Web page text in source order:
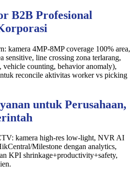
B2B Profesional
kamera 4MP-8MP coverage 100% area,
sensitive, line crossing zona terlarang,
vehicle counting, behavior anomaly),
reconcile aktivitas worker vs picking
untuk Perusahaan,
kamera high-res low-light, NVR AI
Milestone dengan analytics,
KPI shrinkage+productivity+safety,